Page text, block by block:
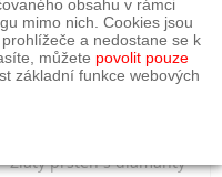
Zlatý prsten s diamanty
obsahu v rámci
mimo nich. Cookies jsou
a nedostane se k
můžete povolit pouze
základní funkce webových